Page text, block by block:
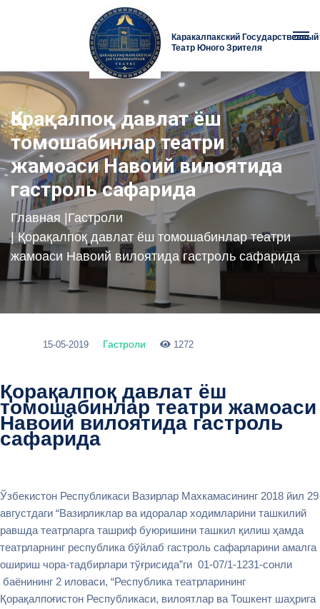
Каракалпакский Государственный
Театр Юного Зрителя
Қорақалпоқ давлат ёш
томошабинлар театри
жамоаси Навоий вилоятида
гастроль сафарида
Главная Гастроли
| Қорақалпоқ давлат ёш томошабинлар театри
жамоаси Навоий вилоятида гастроль сафарида
15-05-2019 Гастроли 1272
Қорақалпоқ давлат ёш
томошабинлар театри жамоаси
Навоий вилоятида гастроль
сафарида
Ўзбекистон Республикаси Вазирлар Махкамасининг 2018 йил 29
августдаги “Вазирликлар ва идоралар ходимларини ташкилий
равшда театрларга ташриф буюришини ташкил қилиш ҳамда
театрларнинг республика бўйлаб гастроль сафарларини амалга
ошириш чора-тадбирлари тўғрисида”ги 01-07/1-1231-сонли
баёнининг 2 иловаси, “Республика театрларининг
Қорақалпоғистон Республикаси, вилоятлар ва Тошкент шаҳрига